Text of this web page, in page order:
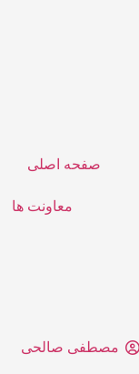
صفحه اصلی
معاونت ها
مصطفی صالحی